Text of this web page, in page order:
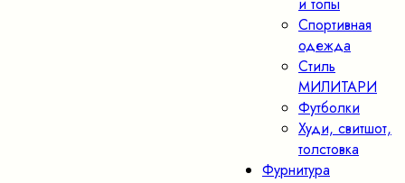
и топы
Спортивная
одежда
Стиль
МИЛИТАРИ
Футболки
Худи, свитшот,
толстовка
Фурнитура